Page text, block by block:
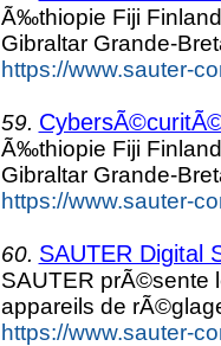
Ã‰thiopie Fiji
Gibraltar Grande-
https://www.sauter-
59.
Ã‰thiopie Fiji
Gibraltar Grande-
https://www.sauter-
60. SAUTER Digital
SAUTER prÃ©sente
appareils de
https://www.sauter-